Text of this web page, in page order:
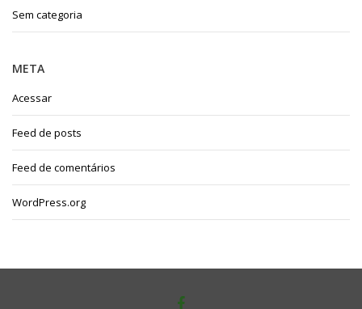
Sem categoria
META
Acessar
Feed de posts
Feed de comentários
WordPress.org